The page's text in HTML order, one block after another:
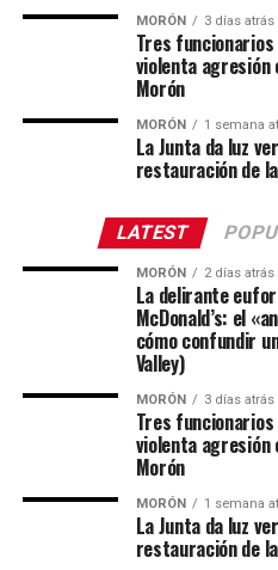
MORÓN 3 días atrás
Tres
violenta
Morón
MORÓN 1 semana
La Junta da luz
restauración de
LATEST
MORÓN 2 días atrás
La delirante
McDonald’s: el
cómo confundir
Valley)
MORÓN 3 días atrás
Tres
violenta
Morón
MORÓN 1 semana
La Junta da luz
restauración de